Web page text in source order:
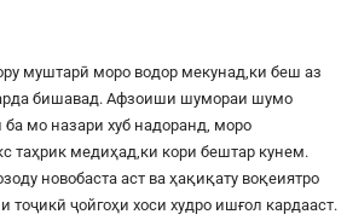
муштарӣ моро водор мекунад,ки беш аз
бишавад. Афзоиши шумораи шумо
мо назари хуб надоранд, моро
таҳрик медиҳад,ки кори бештар кунем.
новобаста аст ва ҳақиқату воқеиятро
ҷойгоҳи хоси худро ишғол кардааст.